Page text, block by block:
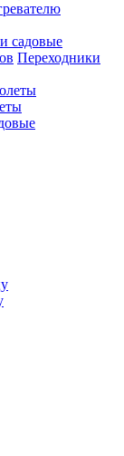
садовые
Переходники